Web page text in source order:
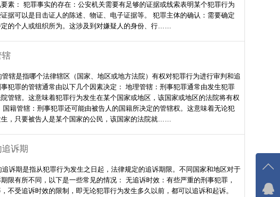
素： 犯罪事实的存在：公安机关需要有足够的证据或线索表明某个犯罪行为
据可以是目击证人的陈述、物证、电子证据等。 犯罪主体的确认：需要确定
的个人或组织所为。这涉及到对嫌疑人的身份、行……
辖
辖是指哪个法律辖区（国家、地区或地方法院）有权对犯罪行为进行审判和追
犯罪的管辖通常由以下几个因素决定： 地理管辖：刑事犯罪通常由发生犯罪
管辖。这意味着犯罪行为发生在某个国家或地区，该国家或地区的法院将有权
国籍管辖：刑事犯罪还可能由被告人的国籍所决定的管辖权。这意味着无论犯
，只要被告人是某个国家的公民，该国家的法院就……
诉期
追诉期是指从犯罪行为发生之日起，法律规定的追诉期限。不同国家和地区对于
限有所不同，以下是一些常见的情况： 无追诉时效：有些严重的刑事犯罪，
不受追诉时效的限制，即无论犯罪行为发生多久以前，都可以追诉和起诉。
在线